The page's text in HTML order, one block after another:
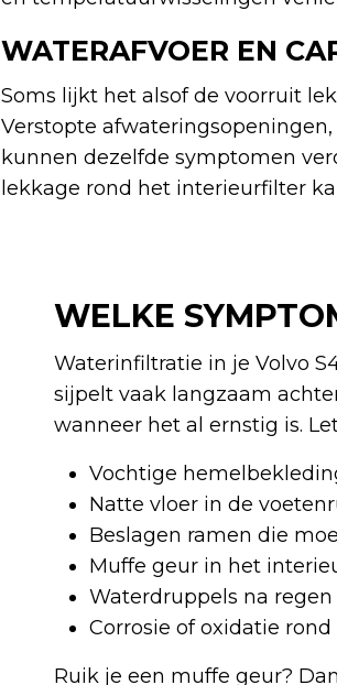
WATERAFVOER EN
Soms lijkt het alsof de voorruit
Verstopte
kunnen dezelfde symptomen
lekkage rond het interieurfilter
WELKE
Waterinfiltratie in je Volvo
sijpelt vaak langzaam
wanneer het al ernstig is.
Vochtige
Natte vloer in de
Beslagen ramen die
Muffe geur in het
Waterdruppels na
Corrosie of oxidatie
Ruik je een muffe geur?